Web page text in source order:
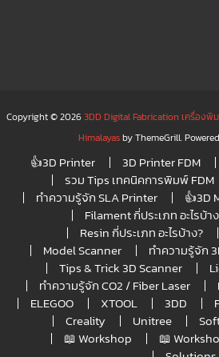
Copyright © 20263DD Digital Fabrication เครื่องพิ
Himalayasby ThemeGrill.
👍3D Printer 3D Printer FDM
รวม Tips เทคนิคการพิมพ์ FDM
ทำความรู้จัก SLA Printer
👍3D
Filament กี่ประเภท อะไรบ้า
Resin กี่ประเภท อะไรบ้าง?
Model Scanner
ทำความรู้จัก
Tips & Trick 3D Scanner
ทำความรู้จัก CO2 / Fiber Laser
ELEGOO
XTOOL 3DD
Creality
Unitree
📖 Workshop
📖